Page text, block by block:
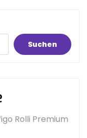
Suchen
Rolli Premium